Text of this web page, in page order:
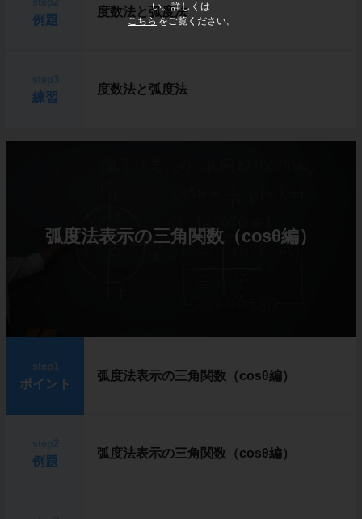
い。詳しくは
こちら をご覧ください。
例題
度数法と弧度法
練習
度数法と弧度法
弧度法表示の三角関数（cosθ編）
ポイント
弧度法表示の三角関数（cosθ編）
例題
弧度法表示の三角関数（cosθ編）